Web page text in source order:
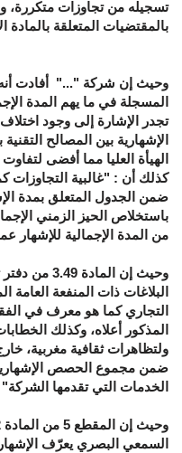
تسجيله من تجاوزات
بالمقتضيات المتعلقة بالمادة
وحيث إن شركة "..." أفادت
المسجلة في ما يهم المدة
تجدر الإشارة إلى وجود
الإشهارية بين المصالح
الهيأة العليا مما أفضى
كذلك أن : "غالبية التجاوزات
ضمن الجدول المتعلق بمدة
باستخلاص الحيز الزمني
من المدة الإجمالية للإشهار
وحيث إن
البلاغات ذات المنفعة العامة
المذكور أعلاه، وكذلك
ولتظاهرات ثقافية مغربية،
ضمن مجموع الحصص
الخدمات التي تقدمها الشركة"
السمعي البصري يعرّف